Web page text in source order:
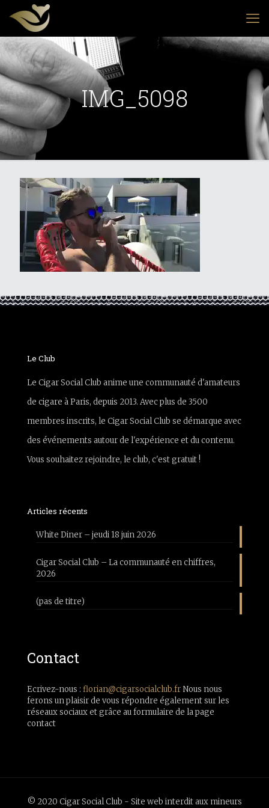
IMG_5098
Le Club
Le Cigar Social Club anime une communauté d'amateurs
de cigare à Paris, depuis 2013. Avec plus de 3500
membres inscrits, le Cigar Social Club se démarque avec
des événements autour de l'expérience et du contenu.
Vous souhaitez rejoindre, le club, c'est gratuit !
Articles récents
White Diner – jeudi 18 juin 2026
Cigar Social Club – La communauté en chiffres,
2026
(pas de titre)
Contact
Ecrivez-nous : florian@cigarsocialclub.frNous nous
ferons un plaisir de vous répondre également sur les
réseaux sociaux et grâce au formulaire de la page
contact
© 2020 Cigar Social Club - Site web interdit aux mineurs